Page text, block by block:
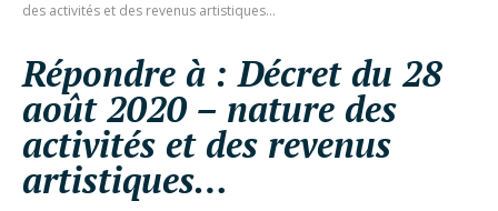
des activités et des revenus artistiques…
Répondre à : Décret du 28
août 2020 – nature des
activités et des revenus
artistiques…